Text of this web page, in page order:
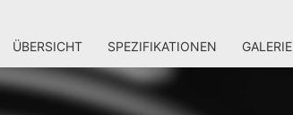
ÜBERSICHT SPEZIFIKATIONEN GALERIE